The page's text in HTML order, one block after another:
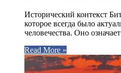
Исторический контекст
которое всегда было
человечества. Оно
Read More »